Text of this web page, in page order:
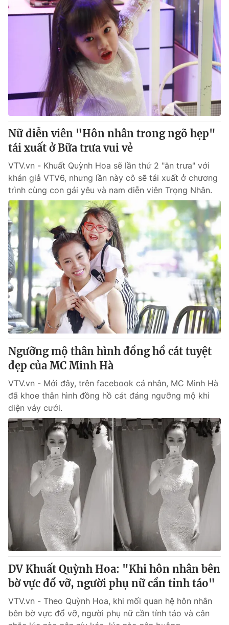
Nữ diễn viên "Hôn nhân trong ngõ hẹp"
tái xuất ở Bữa trưa vui vẻ
VTV.vn - Khuất Quỳnh Hoa sẽ lần thứ 2 "ăn trưa" với
khán giả VTV6, nhưng lần này cô sẽ tái xuất ở chương
trình cùng con gái yêu và nam diễn viên Trọng Nhân.
Ngưỡng mộ thân hình đồng hồ cát tuyệt
đẹp của MC Minh Hà
VTV.vn - Mới đây, trên facebook cá nhân, MC Minh Hà
đã khoe thân hình đồng hồ cát đáng ngưỡng mộ khi
diện váy cưới.
DV Khuất Quỳnh Hoa: "Khi hôn nhân bên
bờ vực đổ vỡ, người phụ nữ cần tỉnh táo"
VTV.vn - Theo Quỳnh Hoa, khi mối quan hệ hôn nhân
bên bờ vực đổ vỡ, người phụ nữ cần tỉnh táo và cân